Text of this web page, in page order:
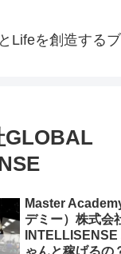
Lifeを創造する
GLOBAL
Master
デミー）株式会
ゃんと稼げるの